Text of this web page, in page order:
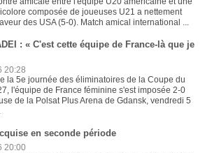
composée de joueuses U21 a nettement
des USA (5-0). Match amical international ...
: « C'est cette équipe de France-là que je
20:28
la 5e journée des éliminatoires de la Coupe du
l'équipe de France féminine s'est imposée 2-0
de la Polsat Plus Arena de Gdansk, vendredi 5
en seconde période
20:00